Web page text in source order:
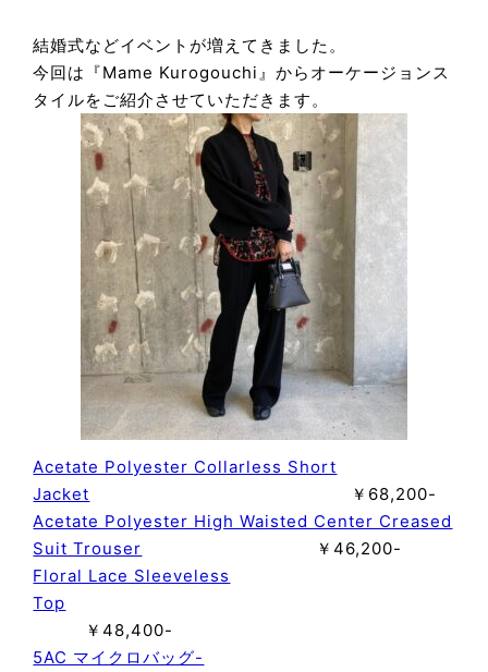
結婚式などイベントが増えてきました。
今回は『Mame Kurogouchi』からオーケージョンス
タイルをご紹介させていただきます。
Acetate Polyester Collarless Short
Jacket ￥68,200-
Acetate Polyester High Waisted Center Creased
Suit Trouser ￥46,200-
Floral Lace Sleeveless
Top
￥48,400-
5AC マイクロバッグ-